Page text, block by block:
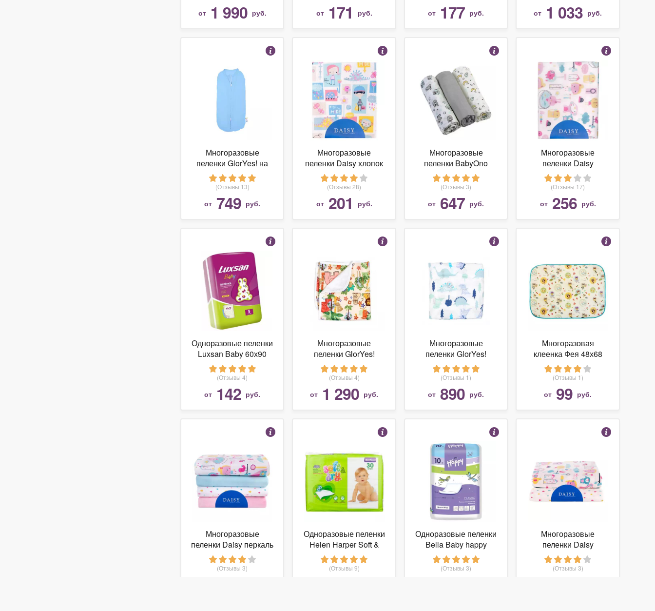
от 1 990 руб. от 171 руб. от 177 руб. от 1 033 руб.
Многоразовые
пеленки GlorYes! на
молнии 0-3,5 мес.
(Отзывы 13)
от 749 руб.
Многоразовые
пеленки Daisy хлопок
90x150
(Отзывы 28)
от 201 руб.
Многоразовые
пеленки BabyOno
супермягкие муслин
70х70 комплект 3 шт.
(Отзывы 3)
от 647 руб.
Многоразовые
пеленки Daisy
фланель 90х150
(Отзывы 17)
от 256 руб.
Одноразовые пеленки
Luxsan Baby 60х90
(Отзывы 4)
от 142 руб.
Многоразовые
пеленки GlorYes!
непромокаемая 68х80
(Отзывы 4)
от 1 290 руб.
Многоразовые
пеленки GlorYes!
муслин 120х120
(Отзывы 1)
от 890 руб.
Многоразовая
клеенка Фея 48х68
(Отзывы 1)
от 99 руб.
Многоразовые
пеленки Daisy перкаль
90х145 комплект 4 шт
(Отзывы 3)
Одноразовые пеленки
Helen Harper Soft &
Dry 60х90
(Отзывы 9)
Одноразовые пеленки
Bella Baby happy
Classic 60х90
(Отзывы 3)
Многоразовые
пеленки Daisy
фланель 90х145
комплект 2 шт.
(Отзывы 3)